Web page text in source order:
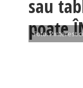
sau
poate
Foto: